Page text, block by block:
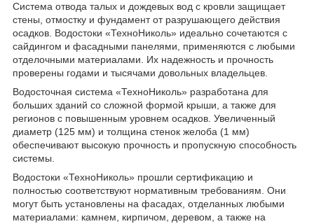
Система отвода талых и дождевых вод с кровли защищает
стены, отмостку и фундамент от разрушающего действия
осадков. Водостоки «ТехноНиколь» идеально сочетаются с
сайдингом и фасадными панелями, применяются с любыми
отделочными материалами. Их надежность и прочность
проверены годами и тысячами довольных владельцев.
Водосточная система «ТехноНиколь» разработана для
больших зданий со сложной формой крыши, а также для
регионов с повышенным уровнем осадков. Увеличенный
диаметр (125 мм) и толщина стенок желоба (1 мм)
обеспечивают высокую прочность и пропускную способность
системы.
Водостоки «ТехноНиколь» прошли сертификацию и
полностью соответствуют нормативным требованиям. Они
могут быть установлены на фасадах, отделанных любыми
материалами: камнем, кирпичом, деревом, а также на